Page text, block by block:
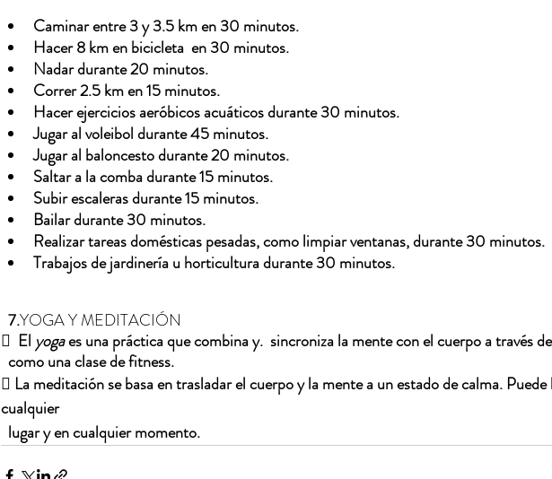
Caminar entre 3 y 3.5 km en 30 minutos.
Hacer 8 km en bicicleta  en 30 minutos.
Nadar durante 20 minutos.
Correr 2.5 km en 15 minutos.
Hacer ejercicios aeróbicos acuáticos durante 30 minutos.
Jugar al voleibol durante 45 minutos.
Jugar al baloncesto durante 20 minutos.
Saltar a la comba durante 15 minutos.
Subir escaleras durante 15 minutos.
Bailar durante 30 minutos.
Realizar tareas domésticas pesadas, como limpiar ventanas, durante 30 minutos.
Trabajos de jardinería u horticultura durante 30
  7.
YOGA Y MEDITACIÓN
 El yoga es una práctica que combina y.  sincroniza la mente con el cuerpo a través
  como una clase de fitness.
 La meditación se basa en trasladar el cuerpo y la mente a un estado de calma. Puede
cualquier
  lugar y en cualquier momento.